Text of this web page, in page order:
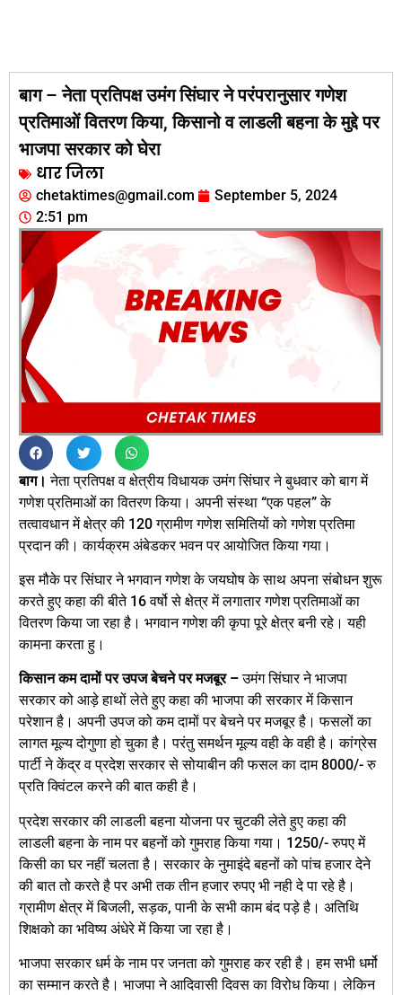
बाग – नेता प्रतिपक्ष उमंग सिंघार ने परंपरानुसार गणेश
प्रतिमाओं वितरण किया, किसानो व लाडली बहना के मुद्दे पर
भाजपा सरकार को घेरा
धार जिला
chetaktimes@gmail.com
September 5, 2024
2:51 pm
बाग।नेता प्रतिपक्ष व क्षेत्रीय विधायक उमंग सिंघार ने बुधवार को बाग में
गणेश प्रतिमाओं का वितरण किया। अपनी संस्था “एक पहल” के
तत्वावधान में क्षेत्र की 120 ग्रामीण गणेश समितियों को गणेश प्रतिमा
प्रदान की। कार्यक्रम अंबेडकर भवन पर आयोजित किया गया।
इस मौके पर सिंघार ने भगवान गणेश के जयघोष के साथ अपना संबोधन शुरू
करते हुए कहा की बीते 16 वर्षो से क्षेत्र में लगातार गणेश प्रतिमाओं का
वितरण किया जा रहा है। भगवान गणेश की कृपा पूरे क्षेत्र बनी रहे। यही
कामना करता हु।
किसान कम दामों पर उपज बेचने पर मजबूर –उमंग सिंघार ने भाजपा
सरकार को आड़े हाथों लेते हुए कहा की भाजपा की सरकार में किसान
परेशान है। अपनी उपज को कम दामों पर बेचने पर मजबूर है। फसलों का
लागत मूल्य दोगुणा हो चुका है। परंतु समर्थन मूल्य वही के वही है। कांग्रेस
पार्टी ने केंद्र व प्रदेश सरकार से सोयाबीन की फसल का दाम 8000/- रु
प्रति क्विंटल करने की बात कही है।
प्रदेश सरकार की लाडली बहना योजना पर चुटकी लेते हुए कहा की
लाडली बहना के नाम पर बहनों को गुमराह किया गया। 1250/- रुपए में
किसी का घर नहीं चलता है। सरकार के नुमाइंदे बहनों को पांच हजार देने
की बात तो करते है पर अभी तक तीन हजार रुपए भी नही दे पा रहे है।
ग्रामीण क्षेत्र में बिजली, सड़क, पानी के सभी काम बंद पड़े है। अतिथि
शिक्षको का भविष्य अंधेरे में किया जा रहा है।
भाजपा सरकार धर्म के नाम पर जनता को गुमराह कर रही है। हम सभी धर्मो
का सम्मान करते है। भाजपा ने आदिवासी दिवस का विरोध किया। लेकिन